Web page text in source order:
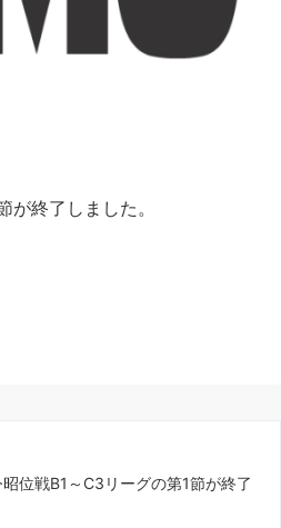
終了しました。
位戦B1～C3リーグの第1節が終了